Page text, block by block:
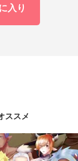
入り
ススメ